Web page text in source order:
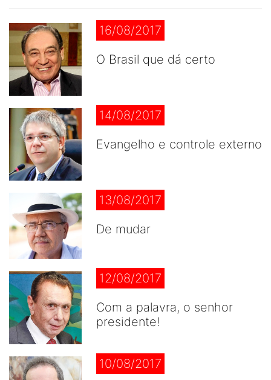
16/08/2017
O Brasil que dá certo
14/08/2017
Evangelho e controle externo
13/08/2017
De mudar
12/08/2017
Com a palavra, o senhor
presidente!
10/08/2017